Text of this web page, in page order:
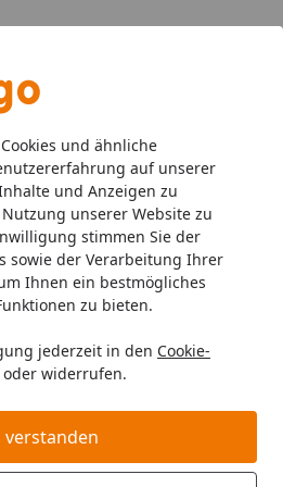
und ähnliche
auf unserer
und Anzeigen zu
unserer Website zu
stimmen Sie der
sowie der Verarbeitung Ihrer
Ihnen ein bestmögliches
zu bieten.
jederzeit in den Cookie-
oder widerrufen.
verstanden
Hundebetten